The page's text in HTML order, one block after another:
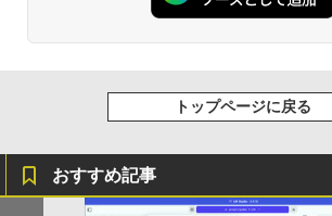
トップページに戻る
おすすめ記事